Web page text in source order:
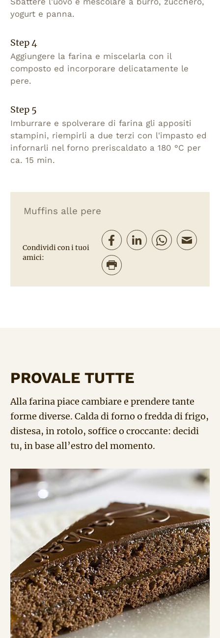
yogurt e panna.
Step 4
Aggiungere la farina e miscelarla con il
composto ed incorporare delicatamente le
pere.
Step 5
Imburrare e spolverare di farina gli appositi
stampini, riempirli a due terzi con l'impasto ed
infornarli nel forno preriscaldato a 180 °C per
ca. 15 min.
Muffins alle pere
Condividi con i tuoi
amici:
PROVALE TUTTE
Alla farina piace cambiare e prendere tante
forme diverse. Calda di forno o fredda di frigo,
distesa, in rotolo, soffice o croccante: decidi
tu, in base all’estro del momento.